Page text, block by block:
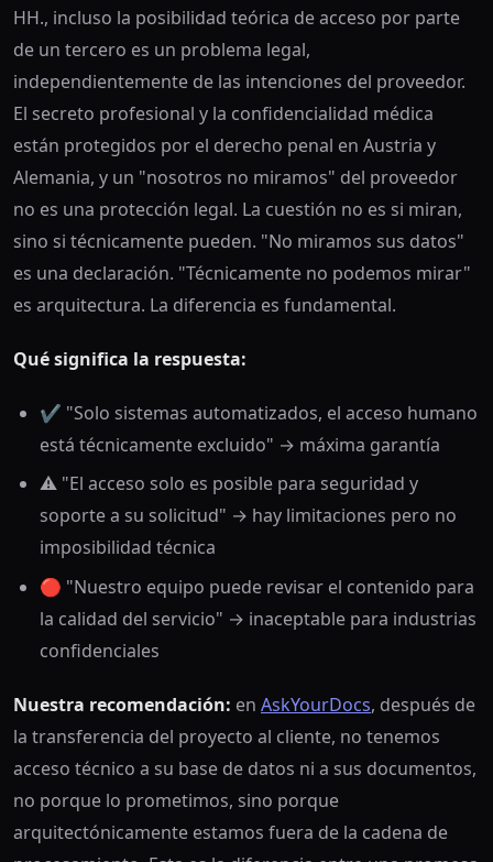
HH., incluso la posibilidad teórica de acceso por parte
de un tercero es un problema legal,
independientemente de las intenciones del proveedor.
El secreto profesional y la confidencialidad médica
están protegidos por el derecho penal en Austria y
Alemania, y un "nosotros no miramos" del proveedor
no es una protección legal. La cuestión no es si miran,
sino si técnicamente pueden. "No miramos sus datos"
es una declaración. "Técnicamente no podemos mirar"
es arquitectura. La diferencia es fundamental.
Qué significa la respuesta:
✔️ "Solo sistemas automatizados, el acceso humano
está técnicamente excluido" → máxima garantía
⚠️ "El acceso solo es posible para seguridad y
soporte a su solicitud" → hay limitaciones pero no
imposibilidad técnica
🔴 "Nuestro equipo puede revisar el contenido para
la calidad del servicio" → inaceptable para industrias
confidenciales
Nuestra recomendación: en AskYourDocs, después de
la transferencia del proyecto al cliente, no tenemos
acceso técnico a su base de datos ni a sus documentos,
no porque lo prometimos, sino porque
arquitectónicamente estamos fuera de la cadena de